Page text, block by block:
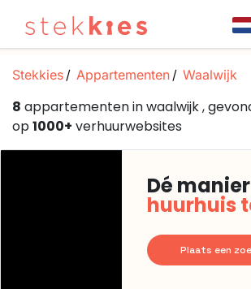
Stekkies Appartementen Waalwijk
8 appartementen in waalwijk ,
op1000+ verhuurwebsites
Dé
huurhuis
Plaats een